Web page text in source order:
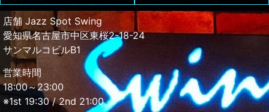
店舗 Jazz Spot Swing
愛知県名古屋市中区東桜2-18-24
サンマルコビルB1
営業時間
18:00～23:00
※1st 19:30 / 2nd 21:00